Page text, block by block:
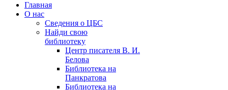
Главная
О нас
Сведения о ЦБС
Найди свою
библиотеку
Центр писателя В. И.
Белова
Библиотека на
Панкратова
Библиотека на